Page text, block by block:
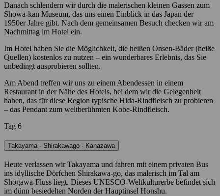
Danach schlendern wir durch die malerischen kleinen Gassen zum
Shōwa-kan Museum, das uns einen Einblick in das Japan der
1950er Jahre gibt. Nach dem gemeinsamen Besuch checken wir am
Nachmittag im Hotel ein.
Im Hotel haben Sie die Möglichkeit, die heißen Onsen-Bäder (heiße
Quellen) kostenlos zu nutzen – ein wunderbares Erlebnis, das Sie
unbedingt ausprobieren sollten.
Am Abend treffen wir uns zu einem Abendessen in einem
Restaurant in der Nähe des Hotels, bei dem wir die Gelegenheit
haben, das für diese Region typische Hida-Rindfleisch zu probieren
– das Pendant zum weltberühmten Kobe-Rindfleisch.
Tag 6
Takayama - Shirakawago - Kanazawa
Heute verlassen wir Takayama und fahren mit einem privaten Bus
ins idyllische Dörfchen Shirakawa-go, das malerisch im Tal am
Shogawa-Fluss liegt. Dieses UNESCO-Weltkulturerbe befindet sich
im dünn besiedelten Norden der Hauptinsel Honshu.